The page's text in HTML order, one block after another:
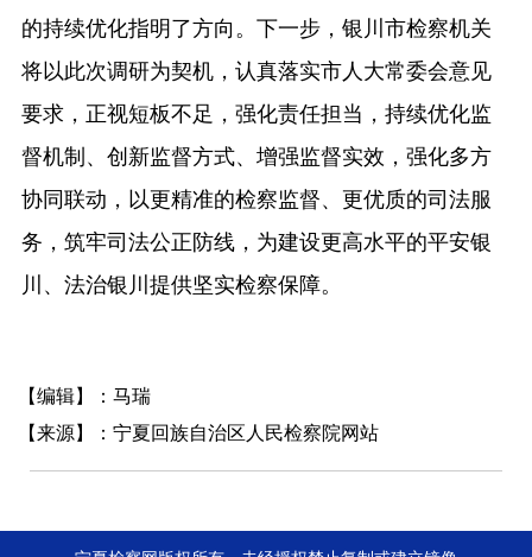
的持续优化指明了方向。下一步，银川市检察机关
将以此次调研为契机，认真落实市人大常委会意见
要求，正视短板不足，强化责任担当，持续优化监
督机制、创新监督方式、增强监督实效，强化多方
协同联动，以更精准的检察监督、更优质的司法服
务，筑牢司法公正防线，为建设更高水平的平安银
川、法治银川提供坚实检察保障。
【编辑】：马瑞
【来源】：宁夏回族自治区人民检察院网站